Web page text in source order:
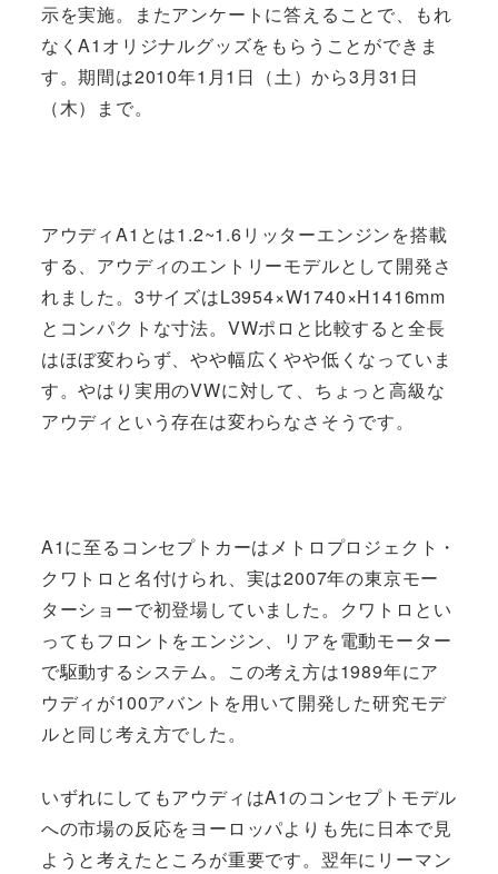
示を実施。またアンケートに答えることで、もれ
なくA1オリジナルグッズをもらうことができま
す。期間は2010年1月1日（土）から3月31日
（木）まで。
アウディA1とは1.2~1.6リッターエンジンを搭載
する、アウディのエントリーモデルとして開発さ
れました。3サイズはL3954×W1740×H1416mm
とコンパクトな寸法。VWポロと比較すると全長
はほぼ変わらず、やや幅広くやや低くなっていま
す。やはり実用のVWに対して、ちょっと高級な
アウディという存在は変わらなさそうです。
A1に至るコンセプトカーはメトロプロジェクト・
クワトロと名付けられ、実は2007年の東京モー
ターショーで初登場していました。クワトロとい
ってもフロントをエンジン、リアを電動モーター
で駆動するシステム。この考え方は1989年にア
ウディが100アバントを用いて開発した研究モデ
ルと同じ考え方でした。
いずれにしてもアウディはA1のコンセプトモデル
への市場の反応をヨーロッパよりも先に日本で見
ようと考えたところが重要です。翌年にリーマン